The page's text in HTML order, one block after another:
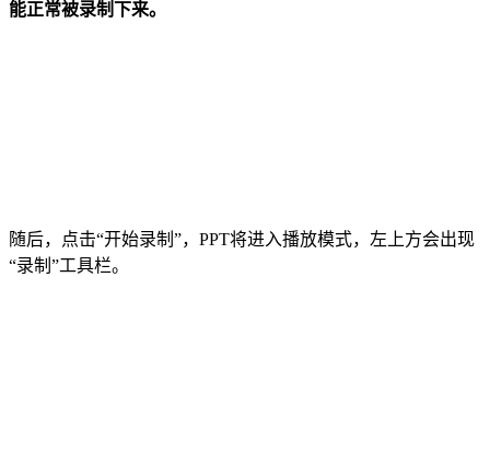
能正常被录制下来。
随后，点击“开始录制”，PPT将进入播放模式，左上方会出现
“录制”工具栏。